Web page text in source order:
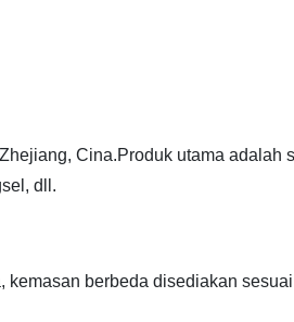
Cina.Produk utama
dll.
berbeda disediakan